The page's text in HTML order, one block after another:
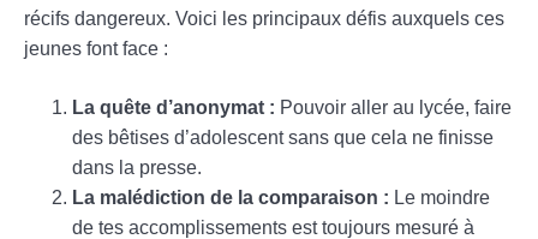
récifs dangereux. Voici les principaux défis auxquels ces
jeunes font face :
La quête d’anonymat : Pouvoir aller au lycée, faire
des bêtises d’adolescent sans que cela ne finisse
dans la presse.
La malédiction de la comparaison : Le moindre
de tes accomplissements est toujours mesuré à